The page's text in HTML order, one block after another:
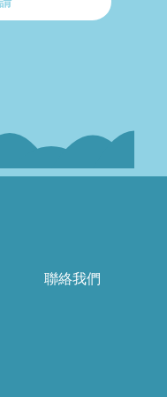
聯絡我們